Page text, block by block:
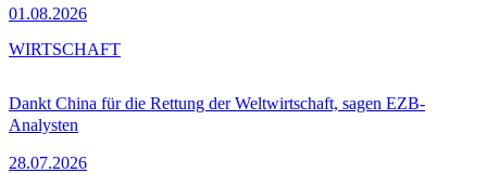
01.08.2026
Dankt China für die Rettung der Weltwirtschaft, sagen EZB-
Analysten
28.07.2026
WIRTSCHAFT